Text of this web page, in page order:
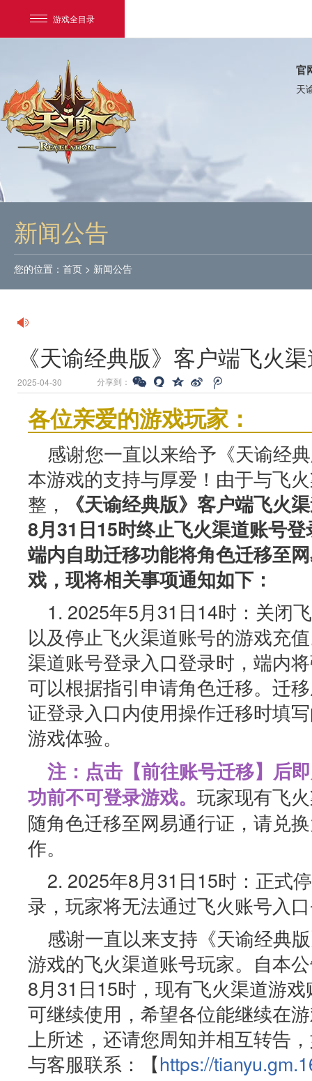
游戏全目录
网易游戏
我的足迹：
官
天
新闻公告
您的位置： 首页 > 新闻公告
《天谕经典版》客户端飞火
2025-04-30 分享到：
各位亲爱的游戏玩家：
感谢您一直以来给予《天谕经
本游戏的支持与厚爱！由于与飞
整，
《天谕经典版》客户端飞火
8月31日15时终止飞火渠道账号
端内自助迁移功能将角色迁移至
戏，现将相关事项通知如下：
1. 2025年5月31日14时：关闭
以及停止飞火渠道账号的游戏充
渠道账号登录入口登录时，端内
可以根据指引申请角色迁移。迁
证登录入口内使用操作迁移时填
游戏体验。
注：点击【前往账号迁移】后
功前不可登录游戏。 玩家现有飞
随角色迁移至网易通行证，请兑
作。
2. 2025年8月31日15时：正式
录，玩家将无法通过飞火账号入
感谢一直以来支持《天谕经典
游戏的飞火渠道账号玩家。自本
8月31日15时，现有飞火渠道游
可继续使用，希望各位能继续在
上所述，还请您周知并相互转告
与客服联系：【https://